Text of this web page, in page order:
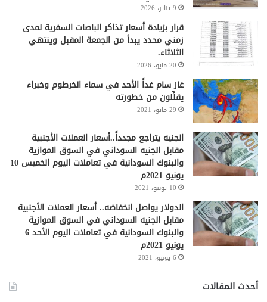
9 يناير، 2026
قرار بزيادة أسعار تذاكر الباصات السفرية لمدى
زمني محدد يبدأ من الجمعة المقبل وينتهي
الثلاثاء.
20 مايو، 2026
غاز سام غداً الأحد في سماء الخرطوم وخبراء
يقلِّلون من خطورته
29 مايو، 2021
الجنيه يتراجع مجدداً..أسعار العملات الأجنبية
مقابل الجنيه السوداني في السوق الموازية
والبنوك السودانية في تعاملات اليوم الخميس 10
يونيو 2021م
10 يونيو، 2021
الدولار يواصل انخفاضه.. أسعار العملات الأجنبية
مقابل الجنيه السوداني في السوق الموازية
والبنوك السودانية في تعاملات اليوم الأحد 6
يونيو 2021م
6 يونيو، 2021
أحدث المقالات